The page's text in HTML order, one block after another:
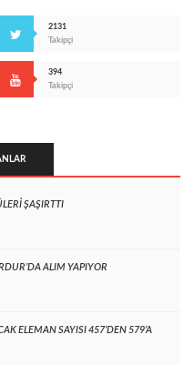
2131
Takipçi
394
Takipçi
ŞAŞIRTTI
ALIM YAPIYOR
ELEMAN SAYISI 457’DEN 579’A